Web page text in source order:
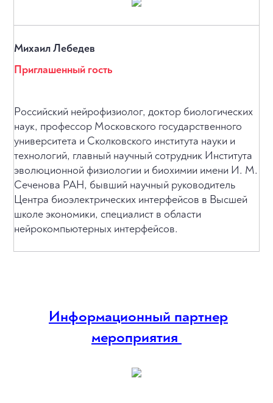
Михаил Лебедев
Приглашенный гость
Российский нейрофизиолог, доктор биологических
наук, профессор Московского государственного
университета и Сколковского института науки и
технологий, главный научный сотрудник Института
эволюционной физиологии и биохимии имени И. М.
Сеченова РАН, бывший научный руководитель
Центра биоэлектрических интерфейсов в Высшей
школе экономики, специалист в области
нейрокомпьютерных интерфейсов.
Информационный партнер
мероприятия